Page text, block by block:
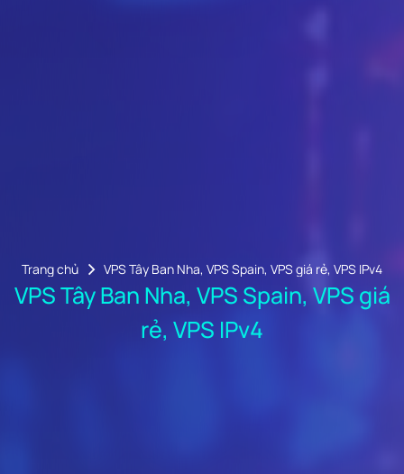
Trang chủ VPS Tây Ban Nha, VPS Spain, VPS giá rẻ, VPS IPv4
VPS Tây Ban Nha, VPS Spain, VPS giá
rẻ, VPS IPv4